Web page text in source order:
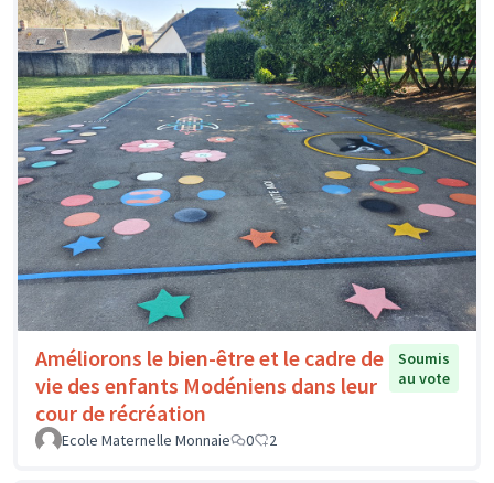
Améliorons le bien-être et le cadre de
vie des enfants Modéniens dans leur
cour de récréation
Soumis
au vote
Ecole Maternelle Monnaie 0 2